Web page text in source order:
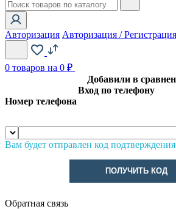
Авторизация Авторизация /
0 товаров на 0 ₽
Добавили в
Вход по телефону
Номер телефона
Вам будет отправлен код подтверждения
ПОЛУЧИТЬ КОД
Обратная связь